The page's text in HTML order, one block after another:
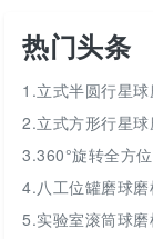
热门头条
1.立式半圆行星球
2.立式方形行星球
3.360°旋转全方
4.八工位罐磨球磨
5.实验室滚筒球磨